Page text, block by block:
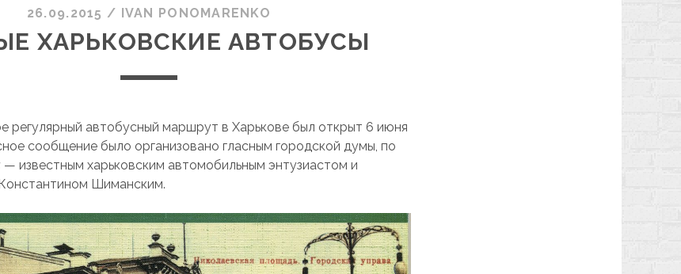
26.09.2015 / ІVAN PONOMARENKO
ХАРЬКОВСКИЕ АВТОБУСЫ
регулярный автобусный маршрут в Харькове был открыт 6 июня
сообщение было организовано гласным городской думы, по
— известным харьковским автомобильным энтузиастом и
Шиманским.